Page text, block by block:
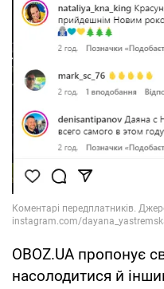
OBOZ.UA пропонує
насолодитися й